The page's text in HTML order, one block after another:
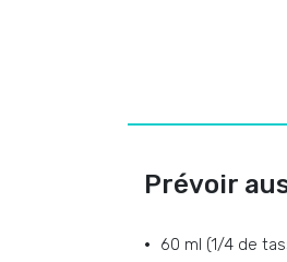
Prévoir
60 ml (1/4 de